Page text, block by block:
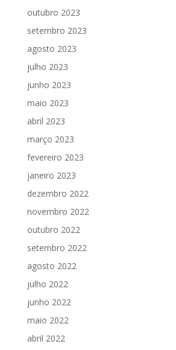
outubro 2023
setembro 2023
agosto 2023
julho 2023
junho 2023
maio 2023
abril 2023
março 2023
fevereiro 2023
janeiro 2023
dezembro 2022
novembro 2022
outubro 2022
setembro 2022
agosto 2022
julho 2022
junho 2022
maio 2022
abril 2022